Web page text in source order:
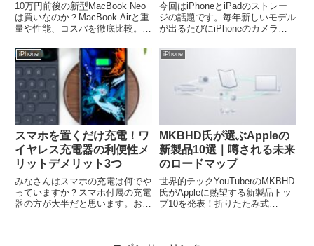
10万円前後の新型MacBook Neo
は買いなのか？MacBook Airと重
量や性能、コスパを徹底比較。初
学生や事務職の方へ、最適な判断
基準を解説します。
今回はiPhoneとiPadのストレー
ジの話題です。毎年新しいモデル
が出るたびにiPhoneのカメラ性
て保存。4K動画だって今では当
たり前に撮れる時代になりまし
た。そうすると必然とストレージ
容量が必要になります...
iPhone
スマホを置くだけ充電！ワ
イヤレス充電器の利便性メ
リットデメリット3つ
みなさんはスマホの充電は何でや
っていますか？スマホ付属の充電
器の方が大半だと思います。お部
iPhone
MKBHD氏が選ぶAppleの
新製品10選｜噂される未来
のロードマップ
世界的テックYouTuberのMKBHD
氏がAppleに熱望する新製品トッ
プ10を発表！折りたたみ式